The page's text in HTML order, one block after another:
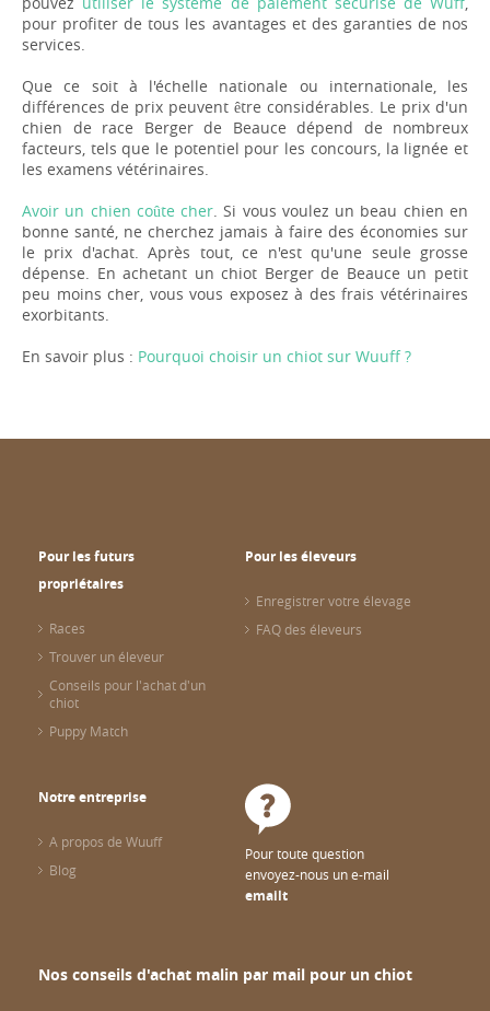
pour profiter de tous les avantages et des garanties de nos
services.
Que ce soit à l'échelle nationale ou internationale, les
différences de prix peuvent être considérables. Le prix d'un
chien de race Berger de Beauce dépend de nombreux
facteurs, tels que le potentiel pour les concours, la lignée et
les examens vétérinaires.
Avoir un chien coûte cher . Si vous voulez un beau chien en
bonne santé, ne cherchez jamais à faire des économies sur
le prix d'achat. Après tout, ce n'est qu'une seule grosse
dépense. En achetant un chiot Berger de Beauce un petit
peu moins cher, vous vous exposez à des frais vétérinaires
exorbitants.
En savoir plus : Pourquoi choisir un chiot sur Wuuff ?
Pour les futurs
propriétaires
Races
Trouver un éleveur
Conseils pour l'achat d'un
chiot
Puppy Match
Pour les éleveurs
Enregistrer votre élevage
FAQ des éleveurs
Notre entreprise
A propos de Wuuff
Blog
Pour toute question
envoyez-nous un e-mail
emailt
Nos conseils d'achat malin par mail pour un chiot